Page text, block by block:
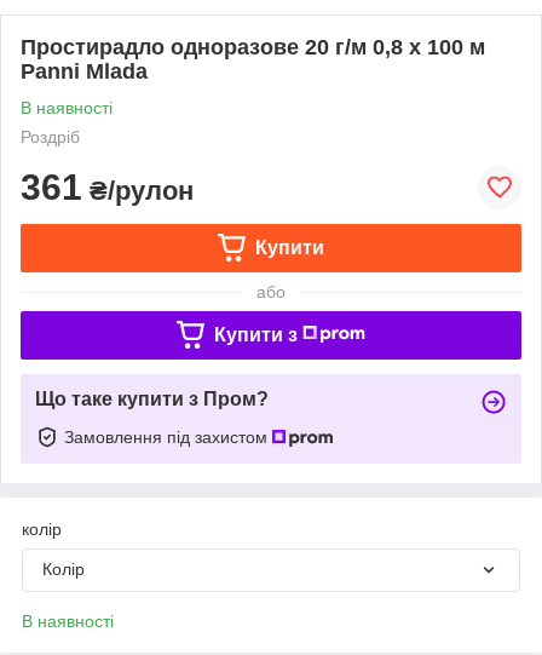
Простирадло одноразове 20 г/м 0,8 х 100 м
Panni Mlada
В наявності
Роздріб
361 ₴/рулон
Купити
або
Купити з
Що таке купити з Пром?
Замовлення під захистом
колір
Колір
В наявності